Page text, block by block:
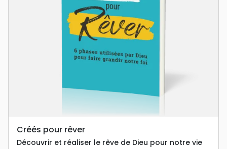
Créés pour rêver
Découvrir et réaliser le rêve de Dieu pour notre vie